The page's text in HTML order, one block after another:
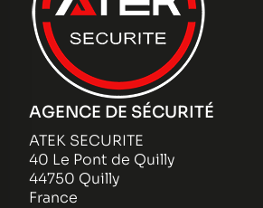
AGENCE DE SÉCURITÉ
ATEK SECURITE
40 Le Pont de Quilly
44750 Quilly
France